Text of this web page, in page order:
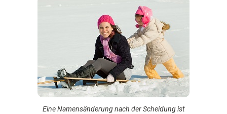
Eine Namensänderung nach der Scheidung ist